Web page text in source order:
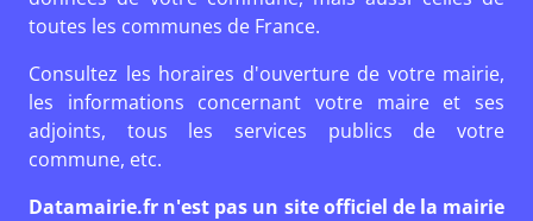
toutes les communes de France.
Consultez les horaires d'ouverture de votre mairie,
les informations concernant votre maire et ses
adjoints, tous les services publics de votre
commune, etc.
Datamairie.fr n'est pas un site officiel de la mairie